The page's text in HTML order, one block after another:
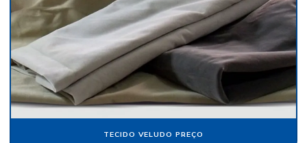
Fornecedor de tecido flocado
Fornecedor de veludo
Fornecedor de veludo para automóvel
Fornecedor de veludo sintético
Indústria de flocagem
TECIDO VELUDO PREÇO